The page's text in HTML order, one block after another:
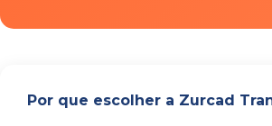
Por que escolher a Zurcad